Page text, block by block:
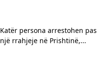
​Katër persona arrestohen pas
një rrahjeje në Prishtinë,...